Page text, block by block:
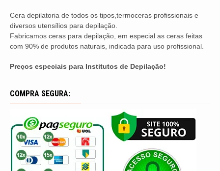
Cera depilatoria de todos os tipos,termoceras profissionais e
diversos utensílios para depilação.
Fabricamos ceras para depilação, em especial as ceras feitas
com 90% de produtos naturais, indicada para uso profissional.
Preços especiais para Institutos de Depilação!
COMPRA SEGURA: